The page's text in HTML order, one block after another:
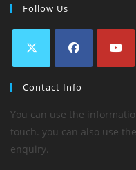
Follow Us
Contact Info
You can use the
touch. you can also use
enquiry.